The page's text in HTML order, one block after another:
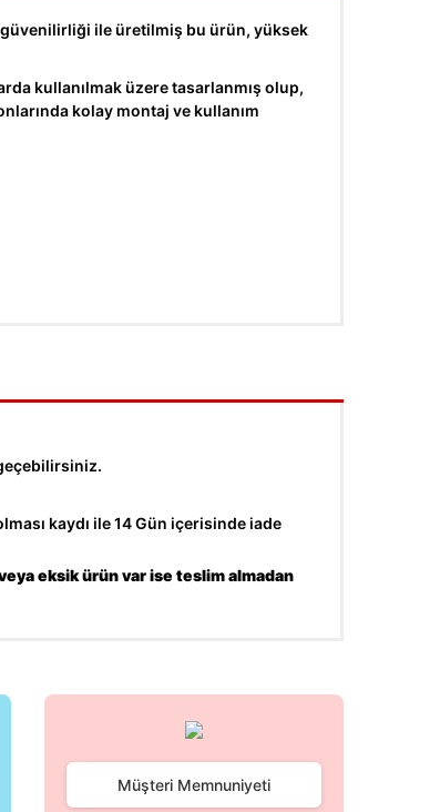
güvenilirliği ile üretilmiş bu ürün, yüksek
kullanılmak üzere tasarlanmış olup,
kolay montaj ve kullanım
kaydı ile 14 Gün içerisinde iade
eksik ürün var ise teslim almadan
Müşteri Memnuniyeti